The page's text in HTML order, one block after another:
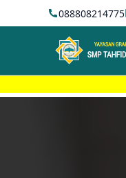
088808214775